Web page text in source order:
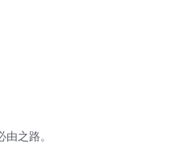
之路。